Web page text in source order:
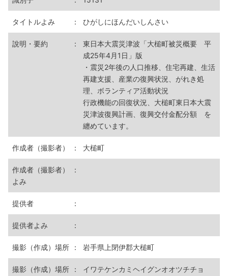
タイトルよみ ： ひがしにほんだいしんさい
說明・要約 ：
東日本大震災津波「大槌町被災概要 平
成25年4月1日」版
・震災2年後の人口推移、住宅再建、生活
再建支援、産業の復興状況、がれき処
理、ボランティア活動状況
行政機能の回復状況、大槌町東日本大震
災津波復興計画、復興交付金配分額 を
纏めています。
作成者（撮影者） ： 大槌町
作成者（撮影者）
よみ
：
提供者 ：
提供者よみ ：
撮影（作成）場所 ： 岩手県上閉伊郡大槌町
撮影（作成）場所
：
イワテケンカミヘイグンオオツチチョ